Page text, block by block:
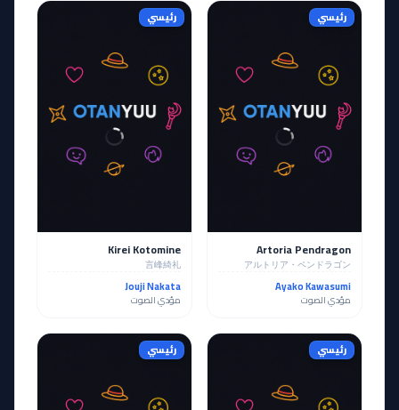
رئيسي
Artoria Pendragon
アルトリア・ペンドラゴン
Ayako Kawasumi
مؤدي الصوت
رئيسي
Kirei Kotomine
言峰綺礼
Jouji Nakata
مؤدي الصوت
رئيسي رئيسي